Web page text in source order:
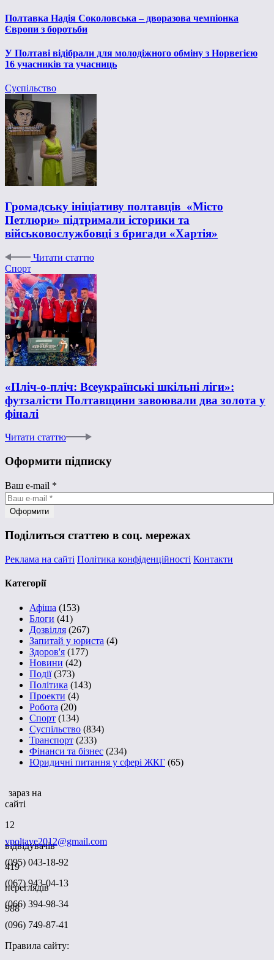
Полтавка Надія Соколовська – дворазова чемпіонка
Європи з боротьби
У Полтаві відібрали для молодіжного обміну з Норвегією
16 учасників та учасниць
Суспільство
Громадську ініціативу полтавців «Місто
Петлюри» підтримали історики та
військовослужбовці з бригади «Хартія»
Читати статтю
Спорт
«Пліч-о-пліч: Всеукраїнські шкільні ліги»:
футзалісти Полтавщини завоювали два золота у
фіналі
Читати статтю
Оформити підписку
Ваш e-mail *
Поділиться статтею в соц. мережах
Реклама на сайті Політика конфіденційності Контакти
Категорії
Афіша (153)
Блоги (41)
Дозвілля (267)
Запитай у юриста (4)
Здоров'я (177)
Новини (42)
Події(373)
Політика (143)
Проекти (4)
Робота (20)
Спорт (134)
Суспільство (834)
Транспорт (233)
Фінанси та бізнес (234)
Юридичні питання у сфері ЖКГ (65)
зараз на
сайті
12
відвідувачів
419
переглядів
988
vpoltave2012@gmail.com
(095) 043-18-92
(067) 943-04-13
(066) 394-98-34
(096) 749-87-41
Правила сайту: